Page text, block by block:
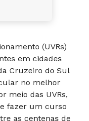
(UVRs)
em cidades
Cruzeiro do Sul
no melhor
meio das UVRs,
fazer um curso
as centenas de